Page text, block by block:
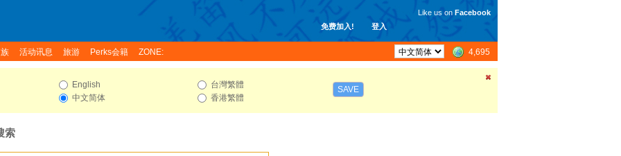
免费加入! 登入
Like us on Facebook
活动讯息 旅游 Perks会籍 ZONE: 4,695
English
中文简体
台灣繁體
香港繁體
SAVE
索